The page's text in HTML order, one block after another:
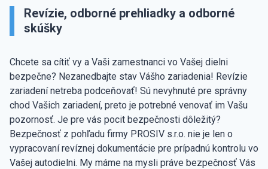
Revízie, odborné prehliadky a odborné
skúšky
Chcete sa cítiť vy a Vaši zamestnanci vo Vašej dielni
bezpečne? Nezanedbajte stav Vášho zariadenia! Revízie
zariadení netreba podceňovať! Sú nevyhnuté pre správny
chod Vašich zariadení, preto je potrebné venovať im Vašu
pozornosť. Je pre vás pocit bezpečnosti dôležitý?
Bezpečnosť z pohľadu firmy PROSIV s.r.o. nie je len o
vypracovaní revíznej dokumentácie pre prípadnú kontrolu vo
Vašej autodielni. My máme na mysli práve bezpečnosť Vás